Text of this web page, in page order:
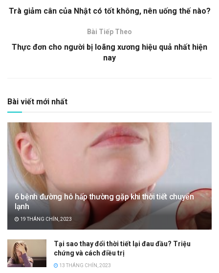
Trà giảm cân của Nhật có tốt không, nên uống thế nào?
Bài Tiếp Theo
Thực đơn cho người bị loãng xương hiệu quả nhất hiện
nay
Bài viết mới nhất
6 bệnh đường hô hấp thường gặp khi thời tiết chuyển
lạnh
19 THÁNG CHÍN, 2023
Tại sao thay đổi thời tiết lại đau đầu? Triệu
chứng và cách điều trị
13 THÁNG CHÍN, 2023